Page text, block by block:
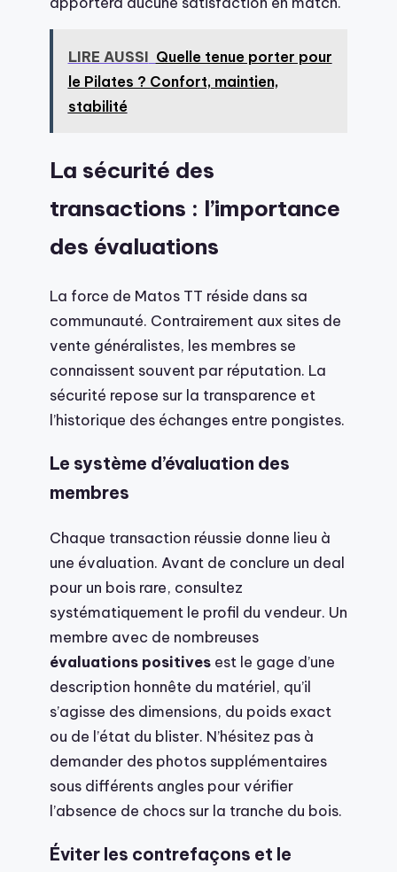
LIRE AUSSI Quelle tenue porter pour
le Pilates ? Confort, maintien,
stabilité
La sécurité des
transactions : l’importance
des évaluations
La force de Matos TT réside dans sa
communauté. Contrairement aux sites de
vente généralistes, les membres se
connaissent souvent par réputation. La
sécurité repose sur la transparence et
l’historique des échanges entre pongistes.
Le système d’évaluation des
membres
Chaque transaction réussie donne lieu à
une évaluation. Avant de conclure un deal
pour un bois rare, consultez
systématiquement le profil du vendeur. Un
membre avec de nombreuses
évaluations positives est le gage d’une
description honnête du matériel, qu’il
s’agisse des dimensions, du poids exact
ou de l’état du blister. N’hésitez pas à
demander des photos supplémentaires
sous différents angles pour vérifier
l’absence de chocs sur la tranche du bois.
Éviter les contrefaçons et le